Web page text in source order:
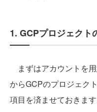
1. GCPプロジェクト
まずはアカウントを用
からGCPのプロジェク
項目を済ませておきます